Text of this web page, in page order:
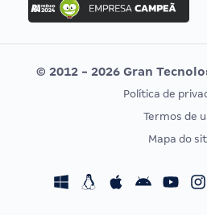
Concurso MPU
Editais publicados
CONCURSOS POR PROFISSÃO
Concursos Fiscais
© 2012 - 2026 Gran
Política de
Termos de
Mapa do